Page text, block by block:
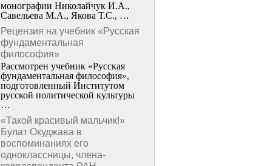
монографии Николайчук И.А.,
Савельева М.А., Якова Т.С., …
Рецензия на учебник «Русская
фундаментальная
философия»
Рассмотрен учебник «Русская
фундаментальная философия»,
подготовленный Институтом
русской политической культуры
…
«Такой красивый мальчик!»
Булат Окуджава в
воспоминаниях его
одноклассницы, члена-